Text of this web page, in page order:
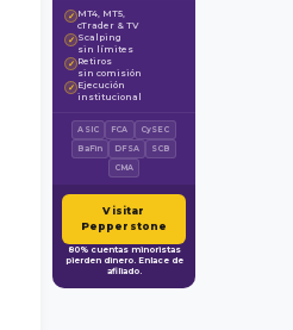
✓ MT4, MT5,
cTrader & TV
✓ Scalping
sin límites
✓ Retiros
sin comisión
✓ Ejecución
institucional
ASIC FCA
CySEC
BaFin
DFSA
SCB
CMA
Visitar
Pepperstone
80% cuentas minoristas
pierden dinero. Enlace de
afiliado.